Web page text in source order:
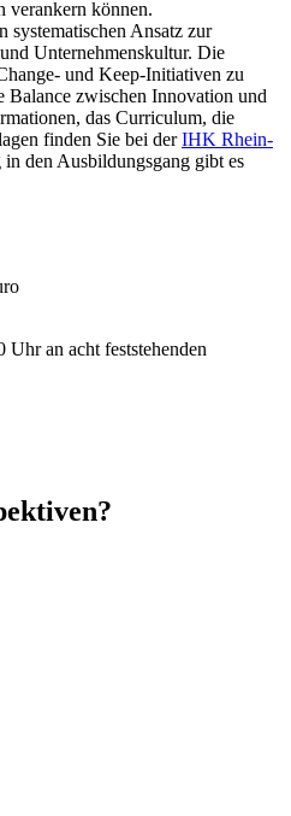
verankern können.
systematischen Ansatz zur
Unternehmenskultur. Die
und Keep-Initiativen zu
Balance zwischen Innovation und
das Curriculum, die
finden Sie bei derIHK Rhein-
den Ausbildungsgang gibt es
an acht feststehenden